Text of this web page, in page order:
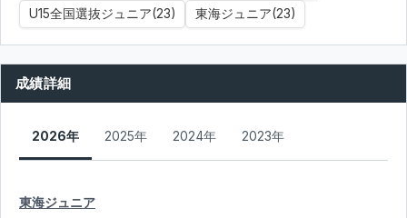
U15全国選抜ジュニア(23)
東海ジュニア(23)
成績詳細
2026年 2025年 2024年 2023年
東海ジュニア